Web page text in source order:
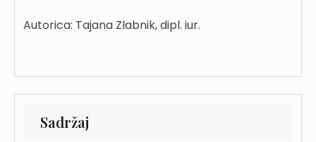
Autorica: Tajana Zlabnik, dipl. iur.
Sadržaj